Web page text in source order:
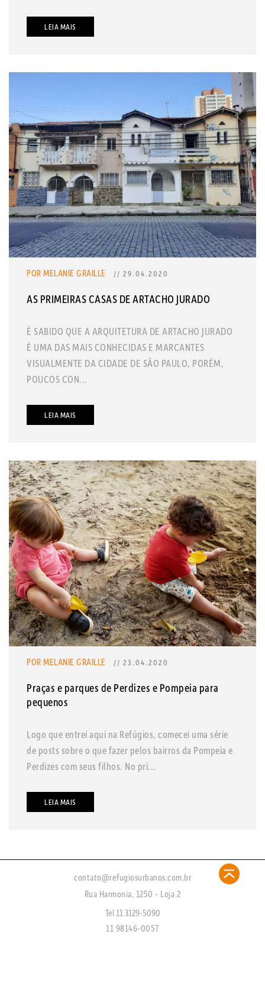
LEIA MAIS
POR MELANIE GRAILLE // 29.04.2020
AS PRIMEIRAS CASAS DE ARTACHO JURADO
É SABIDO QUE A ARQUITETURA DE ARTACHO JURADO
É UMA DAS MAIS CONHECIDAS E MARCANTES
VISUALMENTE DA CIDADE DE SÃO PAULO, PORÉM,
POUCOS CON...
LEIA MAIS
POR MELANIE GRAILLE // 23.04.2020
Praças e parques de Perdizes e Pompeia para
pequenos
Logo que entrei aqui na Refúgios, comecei uma série
de posts sobre o que fazer pelos bairros da Pompeia e
Perdizes com seus filhos. No pri...
LEIA MAIS
contato@refugiosurbanos.com.br
Rua Harmonia, 1250 - Loja 2
Tel 11 3129-5090
11 98146-0057